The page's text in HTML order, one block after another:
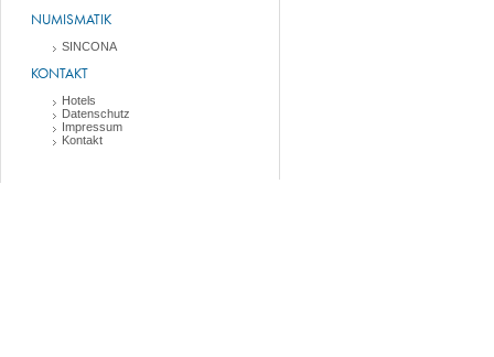
NUMISMATIK
SINCONA
KONTAKT
Hotels
Datenschutz
Impressum
Kontakt